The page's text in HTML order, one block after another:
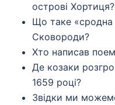
острові Хортиця?
Що таке «сродна
Сковороди?
Хто написав
Де козаки
1659 році?
Звідки ми